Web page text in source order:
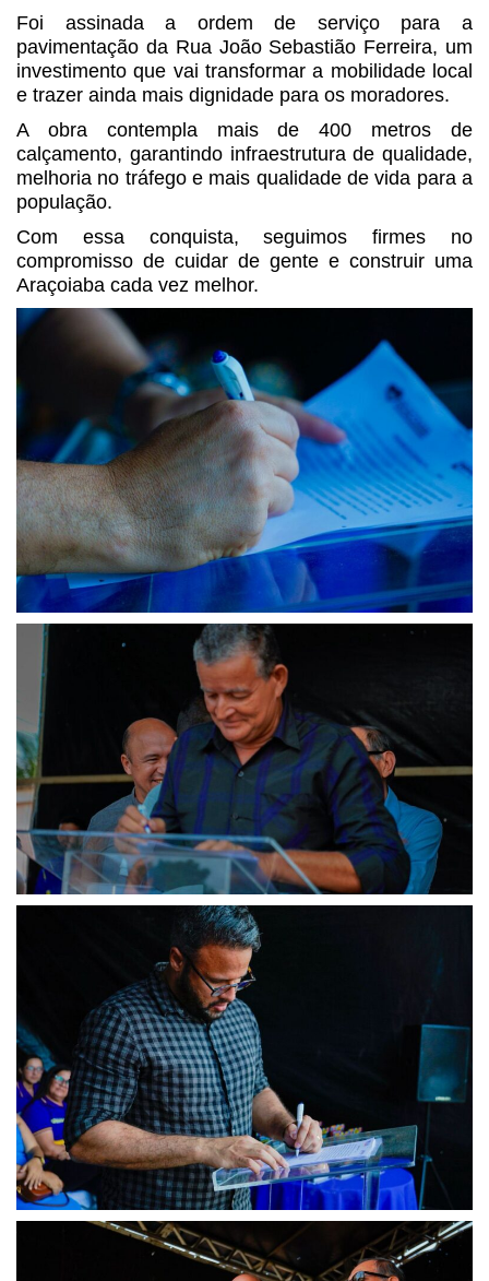
Foi assinada a ordem de serviço para a
pavimentação da Rua João Sebastião Ferreira, um
investimento que vai transformar a mobilidade local
e trazer ainda mais dignidade para os moradores.
A obra contempla mais de 400 metros de
calçamento, garantindo infraestrutura de qualidade,
melhoria no tráfego e mais qualidade de vida para a
população.
Com essa conquista, seguimos firmes no
compromisso de cuidar de gente e construir uma
Araçoiaba cada vez melhor.